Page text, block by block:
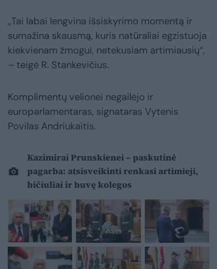
„Tai labai lengvina išsiskyrimo momentą ir
sumažina skausmą, kuris natūraliai egzistuoja
kiekvienam žmogui, netekusiam artimiausių“,
– teigė R. Stankevičius.
Komplimentų velionei negailėjo ir
europarlamentaras, signataras Vytenis
Povilas Andriukaitis.
Kazimirai Prunskienei – paskutinė
pagarba: atsisveikinti renkasi artimieji,
bičiuliai ir buvę kolegos